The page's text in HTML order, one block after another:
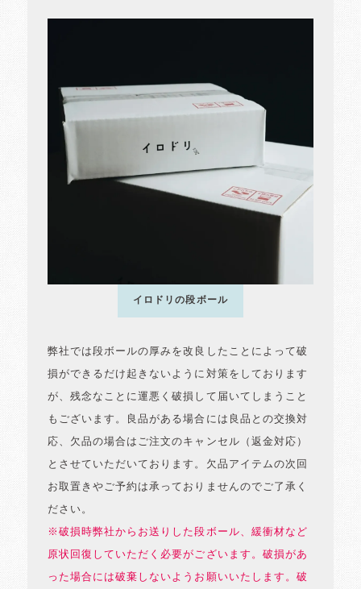
イロドリの段ボール
弊社では段ボールの厚みを改良したことによって破
損ができるだけ起きないように対策をしております
が、残念なことに運悪く破損して届いてしまうこと
もございます。良品がある場合には良品との交換対
応、欠品の場合はご注文のキャンセル（返金対応）
とさせていただいております。欠品アイテムの次回
お取置きやご予約は承っておりませんのでご了承く
ださい。
※破損時弊社からお送りした段ボール、緩衝材など
原状回復していただく必要がございます。破損があ
った場合には破棄しないようお願いいたします。破